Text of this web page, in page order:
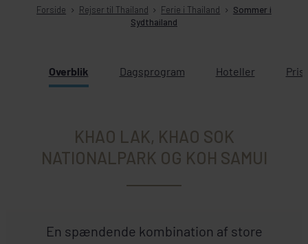
Forside Rejser til Thailand Ferie i Thailand
Sommer i
Sydthailand
Overblik Dagsprogram Hoteller
KHAO LAK, KHAO SOK
NATIONALPARK OG KOH SAMUI
En spændende kombination af store